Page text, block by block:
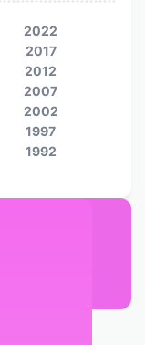
2022
2017
2012
2007
2002
1997
1992